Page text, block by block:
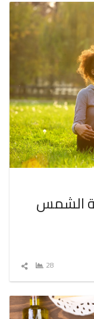
الشمس
28
شارك